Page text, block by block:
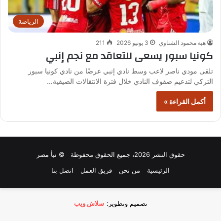
الرياضة
هبة محمود الشناوي 3 يونيو 2026 211
كونيا سبور يسعى للتعاقد مع نجم إنبي
تلقى مودي ناصر لاعب وسط نادي إنبي عرضًا من نادي كونيا سبور
التركي لتدعيم صفوف النادي خلال فترة الانتقالات الصيفية…
أكمل القراءة »
حقوق النشر 2026، جميع الحقوق محفوظة © نبأ مصر
الرئيسية
من نحن فريق العمل اتصل بنا
تصميم وتطوير: سلاش ويب